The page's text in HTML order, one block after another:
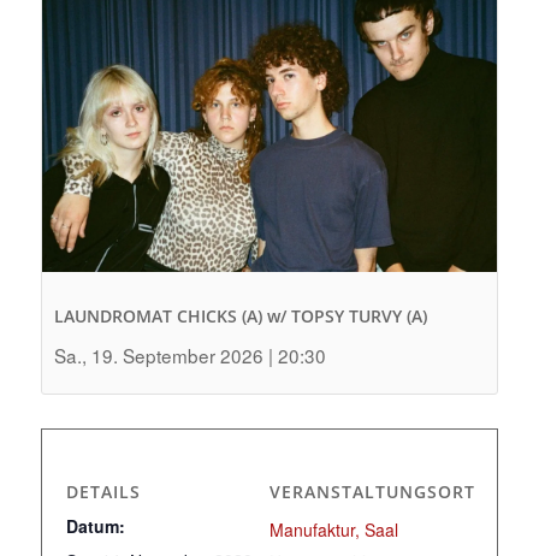
LAUNDROMAT CHICKS (A) w/ TOPSY TURVY (A)
Sa., 19. September 2026 | 20:30
DETAILS
Datum:
VERANSTALTUNGSORT
Manufaktur, Saal